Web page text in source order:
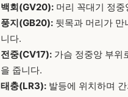
백회(GV20): 머리 꼭대기 정
풍지(GB20): 뒷목과 머리가
니다.
전중(CV17): 가슴 정중앙 부위
을 줍니다.
태충(LR3): 발등에 위치하며